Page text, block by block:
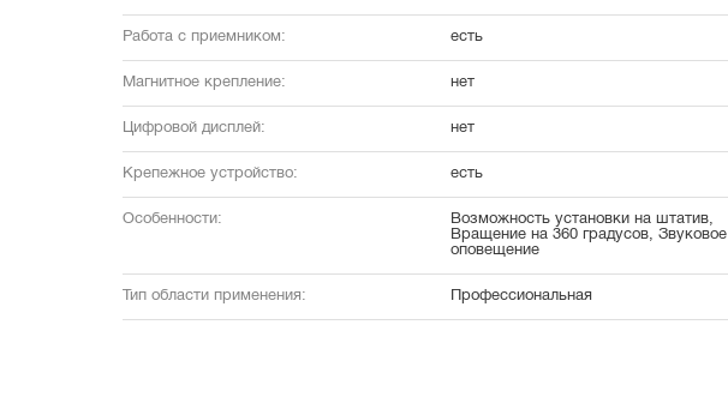
Работа с приемником: есть
Магнитное крепление: нет
Цифровой дисплей: нет
Крепежное устройство: есть
Особенности:
Возможность установки на штатив,
Вращение на 360 градусов, Звуковое
оповещение
Тип области применения: Профессиональная